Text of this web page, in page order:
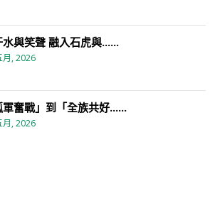
與笑聲 融入石虎與......
月, 2026
奮戰」到「全族共好......
月, 2026